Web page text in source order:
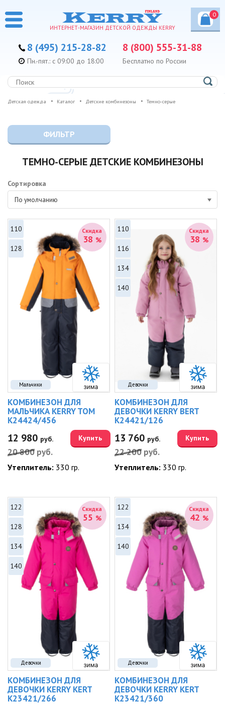
ИНТЕРНЕТ-МАГАЗИН ДЕТСКОЙ ОДЕЖДЫ KERRY
0
8 (495) 215-28-82 8 (800) 555-31-88
Бесплатно по России
Пн.-пят.: с 09:00 до 18:00
Детская одежда Каталог Детские комбинезоны Темно-серые
ФИЛЬТР
ТЕМНО-СЕРЫЕ ДЕТСКИЕ КОМБИНЕЗОНЫ
Сортировка
По умолчанию
Мальчики
Скидка
38 %
110
128
КОМБИНЕЗОН ДЛЯ
МАЛЬЧИКА KERRY TOM
K24424/456
12 980 руб.
20 800 руб.
Купить
Утеплитель: 330 гр.
Девочки
Скидка
38 %
110
116
134
140
КОМБИНЕЗОН ДЛЯ
ДЕВОЧКИ KERRY BERT
K24421/126
13 760 руб.
22 200 руб.
Купить
Утеплитель: 330 гр.
Девочки
Скидка
55 %
122
128
134
140
КОМБИНЕЗОН ДЛЯ
ДЕВОЧКИ KERRY KERT
K23421/266
Девочки
Скидка
42 %
122
134
140
КОМБИНЕЗОН ДЛЯ
ДЕВОЧКИ KERRY KERT
K23421/360